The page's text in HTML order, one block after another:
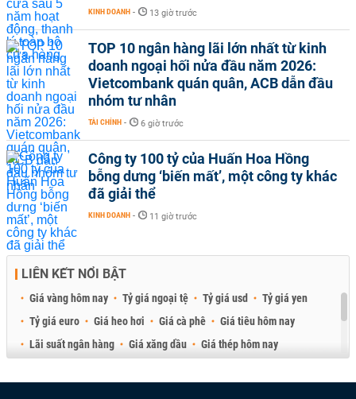
KINH DOANH - 13 giờ trước
TOP 10 ngân hàng lãi lớn nhất từ kinh
doanh ngoại hối nửa đầu năm 2026:
Vietcombank quán quân, ACB dẫn đầu
nhóm tư nhân
TÀI CHÍNH - 6 giờ trước
Công ty 100 tỷ của Huấn Hoa Hồng
bỗng dưng ‘biến mất’, một công ty khác
đã giải thể
KINH DOANH - 11 giờ trước
LIÊN KẾT NỔI BẬT
Giá vàng hôm nay Tỷ giá ngoại tệ Tỷ giá usd
Tỷ giá yen
Tỷ giá euro
Giá heo hơi Giá cà phê
Giá tiêu hôm nay
Lãi suất ngân hàng
Giá xăng dầu
Giá thép hôm nay